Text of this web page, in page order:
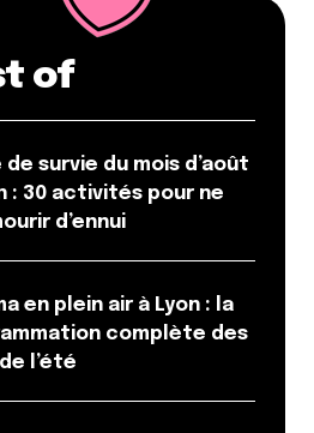
of
de survie du mois d’août
: 30 activités pour ne
d’ennui
en plein air à Lyon : la
complète des
l’été